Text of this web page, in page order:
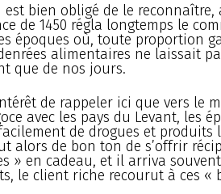
est bien obligé de le
de 1450 régla longtemps le
époques où, toute proportion
alimentaires ne laissait
que de nos jours.
de rappeler ici que vers le
avec les pays du Levant, les
de drogues et produits
alors de bon ton de s’offrir
» en cadeau, et il arriva
le client riche recourut à ces «